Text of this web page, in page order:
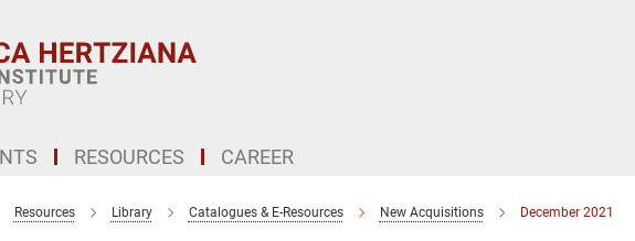
RESOURCES CAREER
Resources Library Catalogues & E-Resources New Acquisitions December 2021